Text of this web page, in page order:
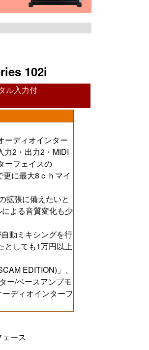
102i
ル入力付
ーディオインター
力2・出力2・MIDI
ーフェイスの
に最大8ｃｈマイ
拡張に備えたいと
よる音質変化も少
動ミキシングを行
としても1万円以上
EDITION)」、
ー/ベースアンプモ
ディオインターフ
ース